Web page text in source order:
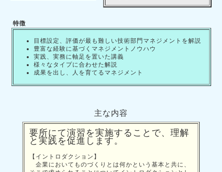
特徴
目標設定、評価が最も難しい技術部門マネジメントを解説
豊富な経験に基づくマネジメントノウハウ
実践、実務に軸足を置いた講義
様々なタイプに合わせた解説
成果を出し、人を育てるマネジメント
主な内容
要所にて演習を実施することで、理解
と実践を促進します。
【イントロダクション】
企業においてものづくりとは何かという基本と共に、